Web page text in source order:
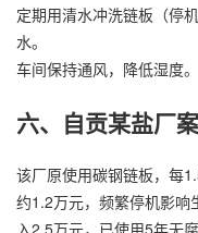
定期用清水冲洗链板（停
水。
车间保持通风，降低湿度。
六、自贡某盐厂
该厂原使用碳钢链板，每
约1.2万元，频繁停机影响